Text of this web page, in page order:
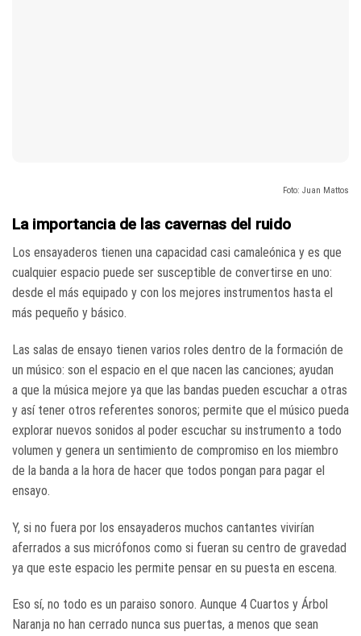
Foto: Juan Mattos
La importancia de las cavernas del ruido
Los ensayaderos tienen una capacidad casi camaleónica y es que
cualquier espacio puede ser susceptible de convertirse en uno:
desde el más equipado y con los mejores instrumentos hasta el
más pequeño y básico.
Las salas de ensayo tienen varios roles dentro de la formación de
un músico: son el espacio en el que nacen las canciones; ayudan
a que la música mejore ya que las bandas pueden escuchar a otras
y así tener otros referentes sonoros; permite que el músico pueda
explorar nuevos sonidos al poder escuchar su instrumento a todo
volumen y genera un sentimiento de compromiso en los miembro
de la banda a la hora de hacer que todos pongan para pagar el
ensayo.
Y, si no fuera por los ensayaderos muchos cantantes vivirían
aferrados a sus micrófonos como si fueran su centro de gravedad
ya que este espacio les permite pensar en su puesta en escena.
Eso sí, no todo es un paraiso sonoro. Aunque 4 Cuartos y Árbol
Naranja no han cerrado nunca sus puertas, a menos que sean